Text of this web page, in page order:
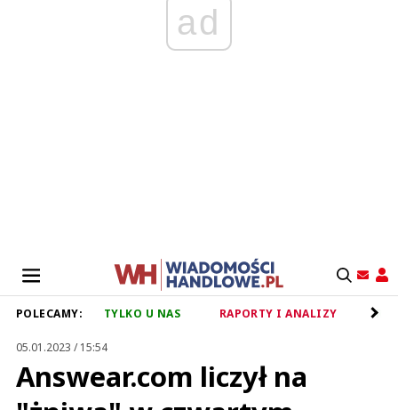
ad
POLECAMY: TYLKO U NAS RAPORTY I ANALIZY
05.01.2023 / 15:54
Answear.com liczył na